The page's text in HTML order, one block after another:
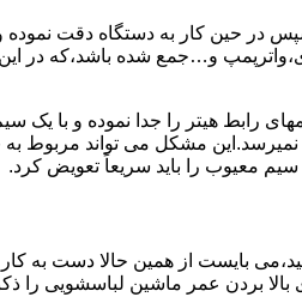
در حین کار به دستگاه دقت
و…جمع شده ﺑﺎﺷﺪ،ﮐﻪ در این
نمیرسد.اﯾﻦ ﻣﺸﮑﻞ می تواند مربوط
ﻣﻌﯿﻮب را ﺑﺎﯾﺪ سریعاً ﺗﻌﻮﯾﺾ کرد.
بایست از همین حالا دست به